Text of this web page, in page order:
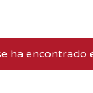
ha encontrado